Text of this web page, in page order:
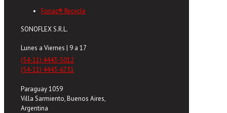
Fonac® Recycle
SONOFLEX S.R.L.
Lunes a Viernes | 9 a 17
(54-11) 4443-5012
(54-11) 4443-6731
Paraguay 1059
Villa Sarmiento, Buenos Aires,
Argentina